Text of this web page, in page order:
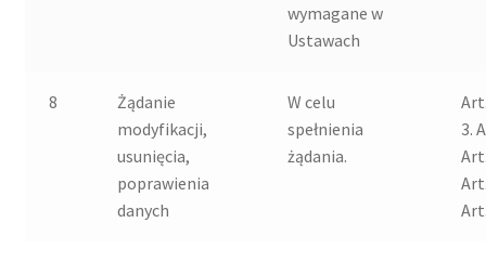
wymagane w
Ustawach
8
Żądanie
modyfikacji,
usunięcia,
poprawienia
danych
W celu
spełnienia
żądania.
3.